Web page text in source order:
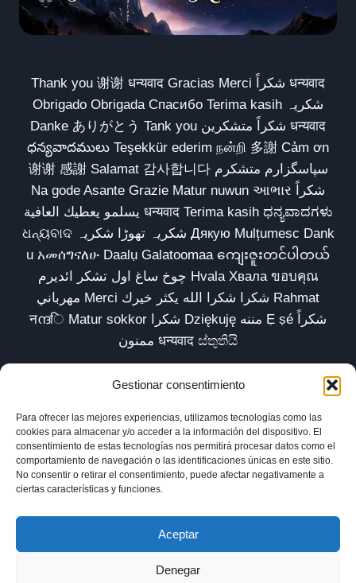
Gestionar consentimiento
Para ofrecer las mejores experiencias, utilizamos tecnologías como las
cookies para almacenar y/o acceder a la información del dispositivo. El
consentimiento de estas tecnologías nos permitirá procesar datos como el
comportamiento de navegación o las identificaciones únicas en este sitio.
No consentir o retirar el consentimiento, puede afectar negativamente a
ciertas características y funciones.
Aceptar
Denegar
Thank you 谢谢 धन्यवाद Gracias Merci شكراً धन्यवाद
Obrigado Obrigada Спасибо Terima kasih شکریہ
Danke ありがとう Tank you شكراً متشكرين धन्यवाद
ధన్యవాదములు Teşekkür ederim நன்றி 多謝 Cảm ơn
谢谢 感謝 Salamat 감사합니다 سپاسگزارم متشکرم
Na gode Asante Grazie Matur nuwun આભાર شكراً
يسلمو يعطيك العافية धन्यवाद Terima kasih ಧನ್ಯವಾದಗಳು
ଧନ୍ୟବାଦ شکریہ تھوڑا شکریہ Дякую Mulțumesc Dank
u አመሰግናለሁ Daalụ Galatoomaa ကျေးဇူးတင်ပါတယ်
چوخ ساغ اول تشکر ائدیرم Hvala Хвала ขอบคุณ
مهرباني Merci شكرا شكرا الله يكثر خيرك Rahmat
नന്ദि Matur sokkor شكرا Dziękuję مننه Ẹ ṣé شكراً
ممنون धन्यवाद ස්තුතියි
Inicio Biblioteca Parábolas TV
Comunidad
Esencia
Blog
Política de privacidad
Aviso legal
Política de cookies (UE)